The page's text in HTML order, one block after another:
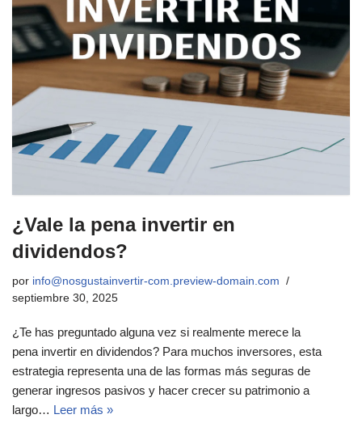
¿Vale la pena invertir en
dividendos?
por info@nosgustainvertir-com.preview-domain.com
septiembre 30, 2025
¿Te has preguntado alguna vez si realmente merece la
pena invertir en dividendos? Para muchos inversores, esta
estrategia representa una de las formas más seguras de
generar ingresos pasivos y hacer crecer su patrimonio a
largo… Leer más »